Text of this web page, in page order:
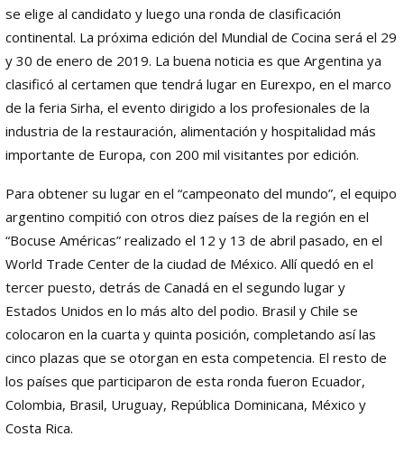
se elige al candidato y luego una ronda de clasificación
continental. La próxima edición del Mundial de Cocina será el 29
y 30 de enero de 2019. La buena noticia es que Argentina ya
clasificó al certamen que tendrá lugar en Eurexpo, en el marco
de la feria Sirha, el evento dirigido a los profesionales de la
industria de la restauración, alimentación y hospitalidad más
importante de Europa, con 200 mil visitantes por edición.
Para obtener su lugar en el “campeonato del mundo”, el equipo
argentino compitió con otros diez países de la región en el
“Bocuse Américas” realizado el 12 y 13 de abril pasado, en el
World Trade Center de la ciudad de México. Allí quedó en el
tercer puesto, detrás de Canadá en el segundo lugar y
Estados Unidos en lo más alto del podio. Brasil y Chile se
colocaron en la cuarta y quinta posición, completando así las
cinco plazas que se otorgan en esta competencia. El resto de
los países que participaron de esta ronda fueron Ecuador,
Colombia, Brasil, Uruguay, República Dominicana, México y
Costa Rica.